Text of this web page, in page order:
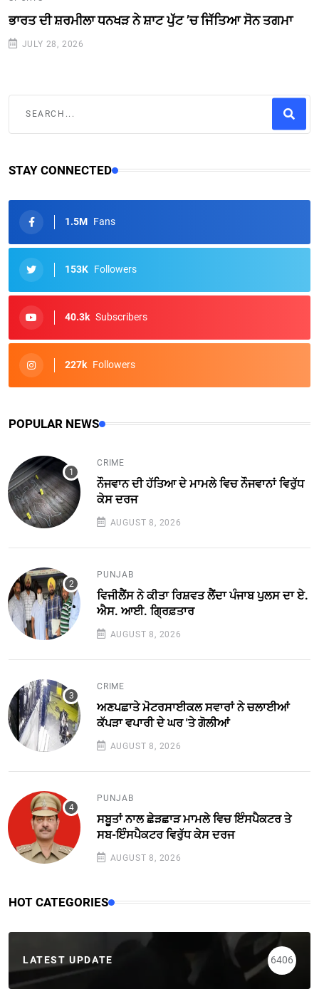
ਭਾਰਤ ਦੀ ਸ਼ਰਮੀਲਾ ਧਨਖੜ ਨੇ ਸ਼ਾਟ ਪੁੱਟ ’ਚ ਜਿੱਤਿਆ ਸੋਨ ਤਗਮਾ
JULY 28, 2026
STAY CONNECTED
1.5M Fans
153K Followers
40.3k Subscribers
227k Followers
POPULAR NEWS
CRIME
ਨੌਜਵਾਨ ਦੀ ਹੱਤਿਆ ਦੇ ਮਾਮਲੇ ਵਿਚ ਨੌਜਵਾਨਾਂ ਵਿਰੁੱਧ
ਕੇਸ ਦਰਜ
AUGUST 8, 2026
PUNJAB
ਵਿਜੀਲੈਂਸ ਨੇ ਕੀਤਾ ਰਿਸ਼ਵਤ ਲੈਂਦਾ ਪੰਜਾਬ ਪੁਲਸ ਦਾ ਏ.
ਐਸ. ਆਈ. ਗ੍ਰਿਫ਼ਤਾਰ
AUGUST 8, 2026
CRIME
ਅਣਪਛਾਤੇ ਮੋਟਰਸਾਈਕਲ ਸਵਾਰਾਂ ਨੇ ਚਲਾਈਆਂ
ਕੱਪੜਾ ਵਪਾਰੀ ਦੇ ਘਰ 'ਤੇ ਗੋਲੀਆਂ
AUGUST 8, 2026
PUNJAB
ਸਬੂਤਾਂ ਨਾਲ ਛੇੜਛਾੜ ਮਾਮਲੇ ਵਿਚ ਇੰਸਪੈਕਟਰ ਤੇ
ਸਬ-ਇੰਸਪੈਕਟਰ ਵਿਰੁੱਧ ਕੇਸ ਦਰਜ
AUGUST 8, 2026
HOT CATEGORIES
LATEST UPDATE 6406